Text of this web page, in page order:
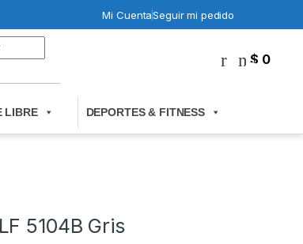
Mi CuentaSeguir mi pedido
$ 0
LIBRE DEPORTES & FITNESS
5104B Gris